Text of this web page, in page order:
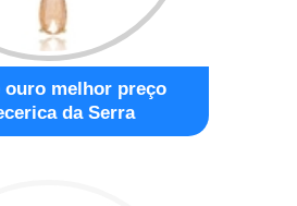
ouro melhor preço
da Serra